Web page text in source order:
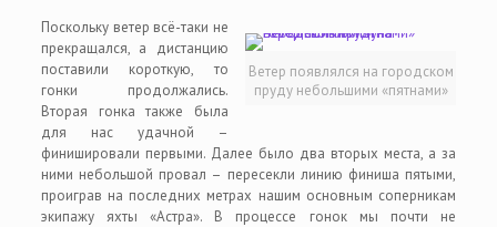
Ветер появлялся на городском
пруду небольшими «пятнами»
Поскольку ветер всё-таки не
прекращался, а дистанцию
поставили короткую, то
гонки продолжались.
Вторая гонка также была
для нас удачной –
финишировали первыми. Далее было два вторых места, а за
ними небольшой провал – пересекли линию финиша пятыми,
проиграв на последних метрах нашим основным соперникам
экипажу яхты «Астра». В процессе гонок мы почти не